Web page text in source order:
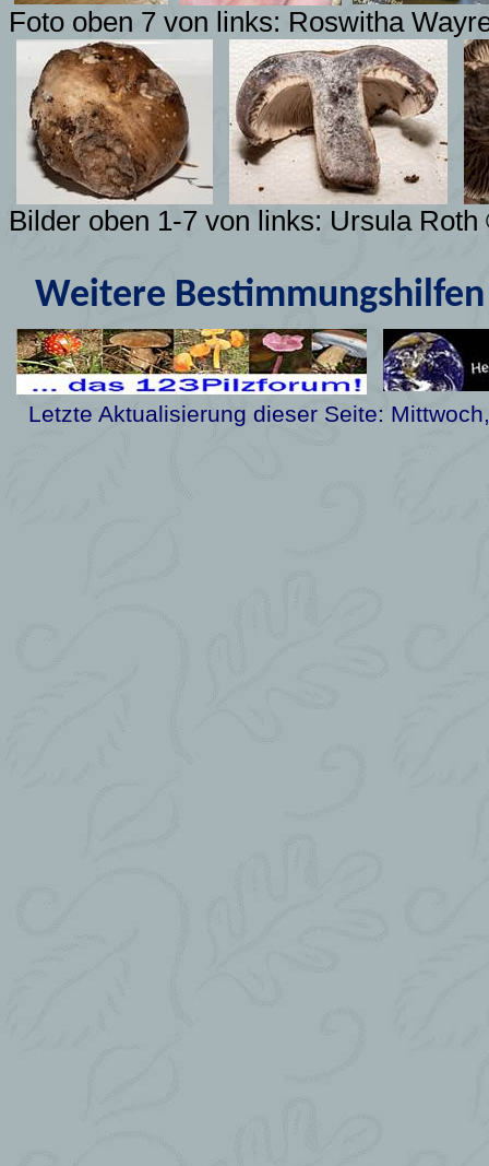
Foto oben 7 von links: Roswitha
Bilder oben 1-7 von links: Ursula
Weitere
Letzte Aktualisierung dieser Seite: